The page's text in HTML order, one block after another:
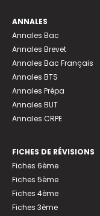
ANNALES
Annales Bac
Annales Brevet
Annales Bac Français
Annales BTS
Annales Prépa
Annales BUT
Annales CRPE
FICHES DE RÉVISIONS
Fiches 6ème
Fiches 5ème
Fiches 4ème
Fiches 3ème